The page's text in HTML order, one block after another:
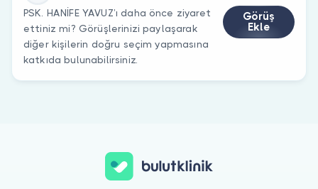
PSK. HANİFE YAVUZ’ı daha önce ziyaret
ettiniz mi? Görüşlerinizi paylaşarak
diğer kişilerin doğru seçim yapmasına
katkıda bulunabilirsiniz.
Görüş
Ekle